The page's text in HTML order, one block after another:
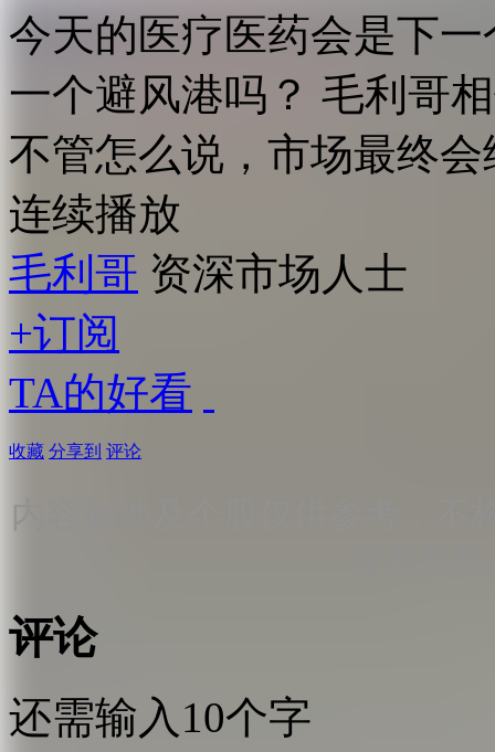
今天的医疗医药会是下
一个避风港吗？ 毛利哥
不管怎么说，市场最终
连续播放
毛利哥 资深市场人士
+订阅
TA的好看
收藏 分享到 评论
内容如涉及个股仅供参考，不
评论
还需输入10个字